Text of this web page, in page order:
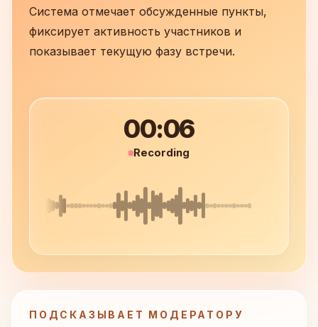
Система отмечает обсужденные пункты,
фиксирует активность участников и
показывает текущую фазу встречи.
00:07
Recording
ПОДСКАЗЫВАЕТ МОДЕРАТОРУ